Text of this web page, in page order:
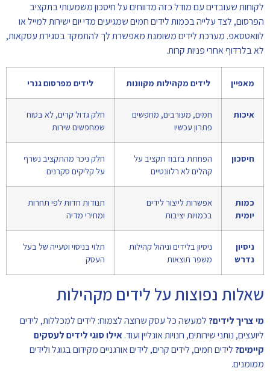
לקוחות שעובדים עם מודל כזה מדווחים על חיסכון משמעותי בתקציב
הפרסום, לצד עלייה בכמות לידים חמים שמגיעים מדי יום ישירות למייל או
לוואטסאפ. מערכת לידים משומנת מאפשרת לך להתמקד בסגירת עסקאות,
לא בלרדוף אחרי פניות קרות.
מאפיין לידים מקהילות מקוונות לידים מפרסום גנרי
איכות
חמים, מעורבים, מחפשים
פתרון עכשיו
חלק גדול קרים, לא בטוח
שמחפשים שירות
חיסכון
הפחתת בזבוז תקציב על
קהלים לא רלוונטיים
חלק ניכר מהתקציב נשרף
על קליקים סקרנים
כמות
יומית
אפשרות לייצור לידים
בכמויות יציבות
תנודות חדות לפי תחרות
ומחירי מדיה
ניסיון
נדרש
ניסיון בלידים וניהול קהילות
משפר תוצאות
תלוי בניסוי וטעייה של בעל
העסק
שאלות נפוצות על לידים מקהילות
מי צריך לידים?למעשה כל עסק שרוצה לצמוח: לידים למכללות, לידים
ליועצים, נותני שירותים, חנויות אונליין ועוד.אילו סוגי לידים לעסקים
קיימים?לידים חמים, לידים קרים, לידים אורגניים מקידום בגוגל ולידים
ממומנים.